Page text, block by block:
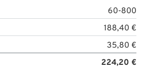
60-800
188,40 €
35,80 €
224,20 €